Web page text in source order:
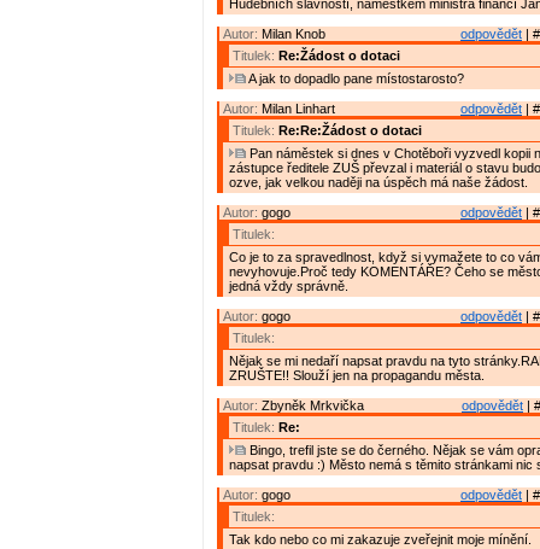
Hudebních slavností, náměstkem ministra financí
odpovědět |
Autor: Milan Knob
Titulek: Re:Žádost o dotaci
A jak to dopadlo pane místostarosto?
odpovědět |
Autor: Milan Linhart
Titulek: Re:Re:Žádost o dotaci
Pan náměstek si dnes v Chotěboři vyzvedl kopii
zástupce ředitele ZUŠ převzal i materiál o stavu
ozve, jak velkou naději na úspěch má naše žádost.
odpovědět |
Autor: gogo
Titulek:
Co je to za spravedlnost, když si vymažete to co
nevyhovuje.Proč tedy KOMENTÁŘE? Čeho se
jedná vždy správně.
odpovědět |
Autor: gogo
Titulek:
Nějak se mi nedaří napsat pravdu na tyto
ZRUŠTE!! Slouží jen na propagandu města.
odpovědět |
Autor: Zbyněk Mrkvička
Titulek: Re:
Bingo, trefil jste se do černého. Nějak se vám
napsat pravdu :) Město nemá s těmito stránkami nic
odpovědět |
Autor: gogo
Titulek:
Tak kdo nebo co mi zakazuje zveřejnit moje mínění.